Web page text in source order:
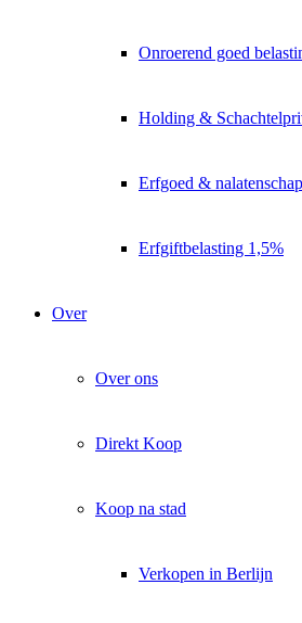
Onroerend goed
Holding &
Erfgoed & nalatenschap
Erfgiftbelasting 1,5%
Over
Over ons
Direkt Koop
Koop na stad
Verkopen in Berlijn